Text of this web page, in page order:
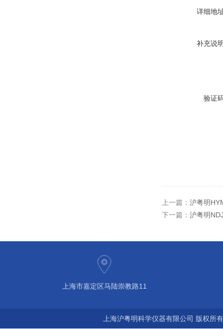
详细地
补充说
验证
上一篇： 沪粤明
下一篇： 沪粤明
上海市嘉定区马陆崇教路11
上海沪粤明科学仪器有限公司 版权所